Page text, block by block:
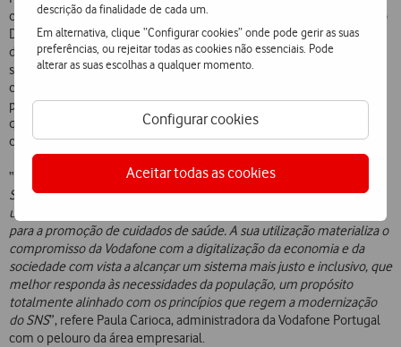
descrição da finalidade de cada um.
Em alternativa, clique “Configurar cookies” onde pode gerir as suas
preferências, ou rejeitar todas as cookies não essenciais. Pode
alterar as suas escolhas a qualquer momento.
Configurar cookies
Aceitar todas as cookies
como objetivo contribuir para acelerar a estratégia de Hospitalização
Domiciliária no Serviço Nacional de Saúde (SNS). A hospitalização
domiciliária potencia a melhoria da acessibilidade aos cuidados de
saúde, a redução das complicações inerentes ao internamento
convencional e a envolvência psicossocial do doente durante o
período de internamento. Além disso, os ganhos em eficiência e em
qualidade representam poupanças orçamentais e,
consequentemente, uma otimização da gestão do SNS.
“ A pandemia acelerou a introdução de novas tecnologias na área da
Saúde. A solução de assistência ambulatória da Vodafone Portugal é
um exemplo concreto de como a IoT pode, efetivamente, contribuir
para a promoção de cuidados de saúde. A sua utilização materializa o
compromisso da Vodafone com a digitalização da economia e da
sociedade com vista a alcançar um sistema mais justo e inclusivo, que
melhor responda às necessidades da população, um propósito
totalmente alinhado com os princípios que regem a modernização
do SNS”, refere Paula Carioca, administradora da Vodafone Portugal
com o pelouro da área empresarial.